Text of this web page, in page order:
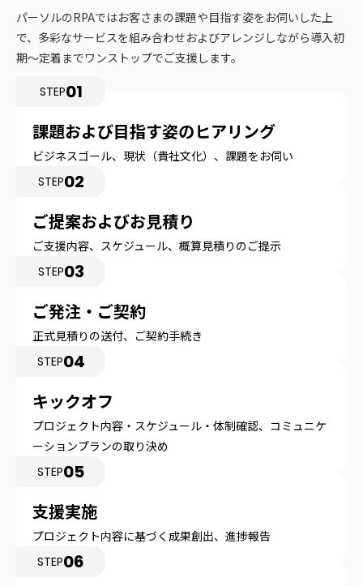
パーソルのRPAではお客さまの課題や目指す姿をお伺いした上
で、多彩なサービスを組み合わせおよびアレンジしながら導入初
期～定着までワンストップでご支援します。
STEP01
課題および目指す姿のヒアリング
ビジネスゴール、現状（貴社文化）、課題をお伺い
STEP02
ご提案およびお見積り
ご支援内容、スケジュール、概算見積りのご提示
STEP03
ご発注・ご契約
正式見積りの送付、ご契約手続き
STEP04
キックオフ
プロジェクト内容・スケジュール・体制確認、コミュニケ
ーションプランの取り決め
STEP05
支援実施
プロジェクト内容に基づく成果創出、進捗報告
STEP06